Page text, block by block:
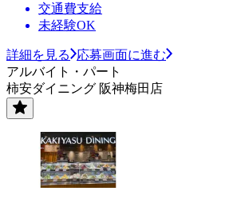
交通費支給
未経験OK
詳細を見る
応募画面に進む
アルバイト・パート
柿安ダイニング 阪神梅田店